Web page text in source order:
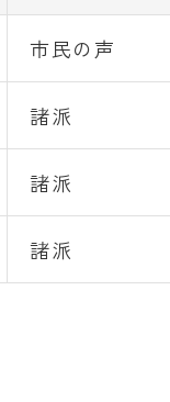
市民の声
諸派
諸派
諸派